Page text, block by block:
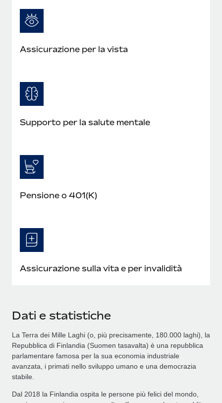
Assicurazione per la vista
Supporto per la salute mentale
Pensione o 401(K)
Assicurazione sulla vita e per invalidità
Dati e statistiche
La Terra dei Mille Laghi (o, più precisamente, 180.000 laghi), la
Repubblica di Finlandia (Suomen tasavalta) è una repubblica
parlamentare famosa per la sua economia industriale
avanzata, i primati nello sviluppo umano e una democrazia
stabile.
Dal 2018 la Finlandia ospita le persone più felici del mondo,